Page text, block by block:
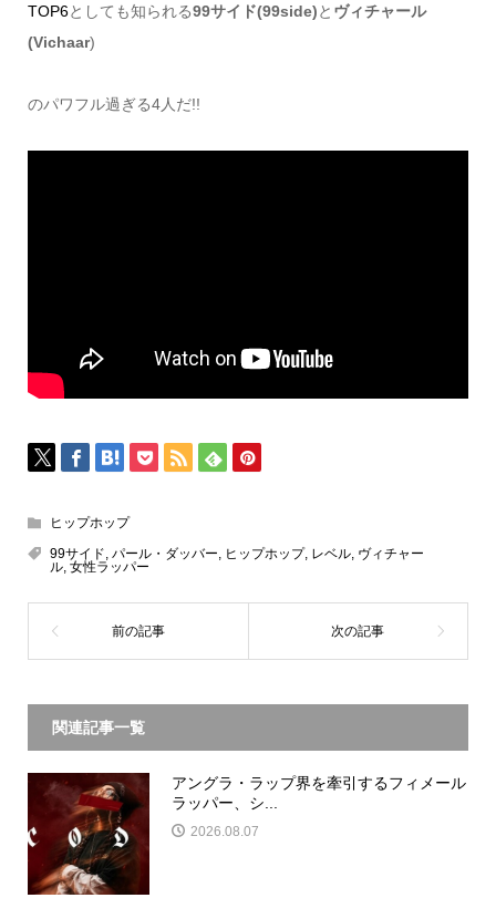
TOP6としても知られる99サイド(99side)と ヴィチャール
(Vichaar)
のパワフル過ぎる4人だ!!
ヒップホップ
99サイド パール・ダッバー ヒップホップ, レベル, ヴィチャー
ル, 女性ラッパー
関連記事一覧
アングラ・ラップ界を牽引するフィメール
ラッパー、シ...
2026.08.07